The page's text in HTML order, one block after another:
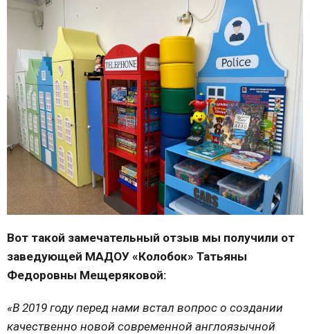
Вот такой замечательный отзыв мы получили от
заведующей МАДОУ «Колобок» Татьяны
Федоровны Мещеряковой:
«В 2019 году перед нами встал вопрос о создании
качественно новой современной англоязычной